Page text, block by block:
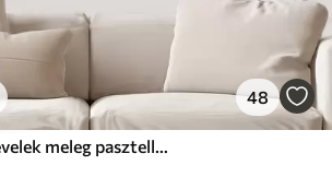
48
Absztrakt ginkgólevelek meleg pasztell színekben